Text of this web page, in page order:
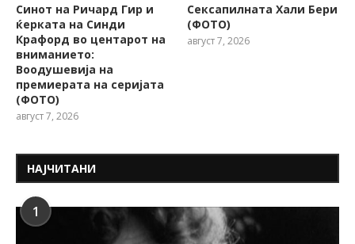
Синот на Ричард Гир и
ќерката на Синди
Крафорд во центарот на
вниманието:
Воодушевија на
премиерата на серијата
(ФОТО)
август 7, 2026
Сексапилната Хали Бери
(ФОТО)
август 7, 2026
НАЈЧИТАНИ
1